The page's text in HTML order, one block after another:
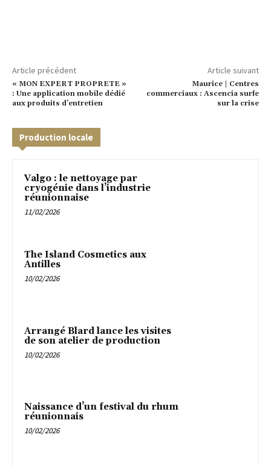
Article précédent
« MON EXPERT PROPRETE »
: Une application mobile dédié
aux produits d’entretien
Article suivant
Maurice | Centres
commerciaux : Ascencia surfe
sur la crise
Production locale
Valgo : le nettoyage par
cryogénie dans l’industrie
réunionnaise
11/02/2026
The Island Cosmetics aux
Antilles
10/02/2026
Arrangé Blard lance les visites
de son atelier de production
10/02/2026
Naissance d’un festival du rhum
réunionnais
10/02/2026